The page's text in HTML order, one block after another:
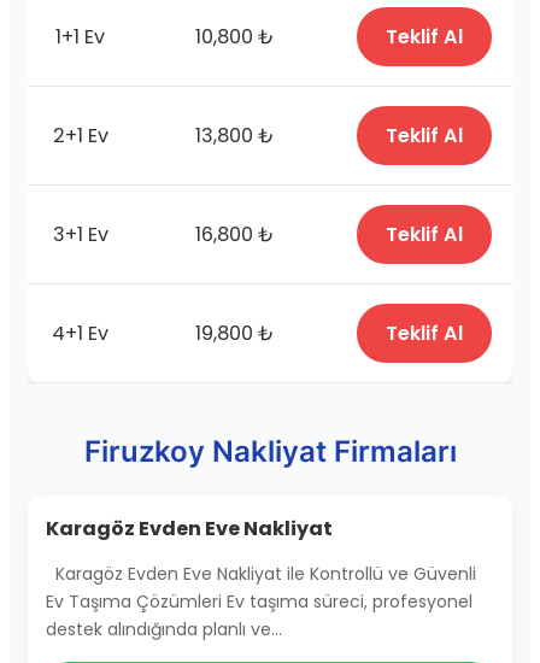
1+1 Ev 10,800 ₺ Teklif Al
2+1 Ev 13,800 ₺ Teklif Al
3+1 Ev 16,800 ₺ Teklif Al
4+1 Ev 19,800 ₺ Teklif Al
Firuzkoy Nakliyat Firmaları
Karagöz Evden Eve Nakliyat
Karagöz Evden Eve Nakliyat ile Kontrollü ve Güvenli
Ev Taşıma Çözümleri Ev taşıma süreci, profesyonel
destek alındığında planlı ve…